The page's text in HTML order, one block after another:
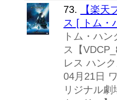
73.
【楽
ス [ トム・
トム・ハ
ス【
レス ハン
04月21日
リジナル